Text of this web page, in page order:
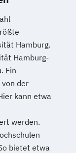
Hamburg.
Hamburg-
Ein
der
kann etwa
werden.
bietet etwa